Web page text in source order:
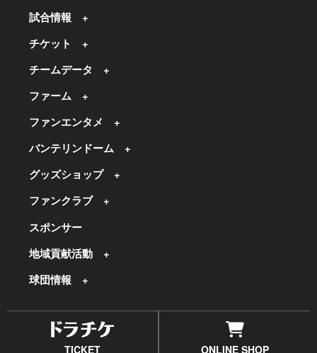
試合情報
チケット
チームデータ
ファーム
ファンエンタメ
バンテリンドーム
グッズショップ
ファンクラブ
スポンサー
地域貢献活動
球団情報
TICKET ONLINE SHOP